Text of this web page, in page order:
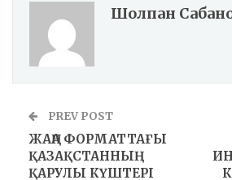
Шолпан
PREV POST
ЖАҢА ФОРМАТТАҒЫ
ҚАЗАҚСТАННЫҢ
ҚАРУЛЫ КҮШТЕРІ